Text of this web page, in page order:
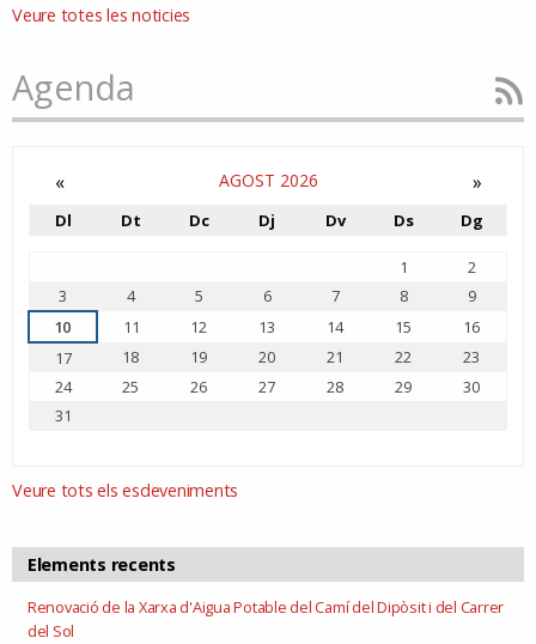
Veure totes les noticies
Agenda
« AGOST 2026 »
Dl Dt Dc Dj Dv Ds Dg
1
2
3
4 5 6 7 8
9
10
11 12 13 14 15
16
17
18 19 20 21 22
23
24
25 26 27 28 29
30
31
Veure tots els esdeveniments
Elements recents
Renovació de la Xarxa d'Aigua Potable del Camí del Dipòsit i del Carrer
del Sol